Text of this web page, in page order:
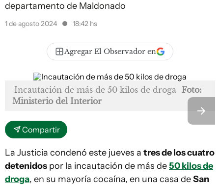
departamento de Maldonado
1 de agosto 2024 18:42 hs
Agregar El Observador en
Incautación de más de 50 kilos de droga Foto:
Ministerio del Interior
Compartir
La Justicia condenó este jueves a tres de los cuatro
detenidos por la incautación de más de50 kilos de
droga, en su mayoría cocaína, en una casa deSan